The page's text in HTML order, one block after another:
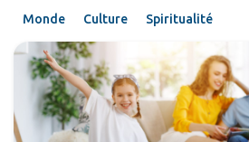
Monde
Culture Spiritualité